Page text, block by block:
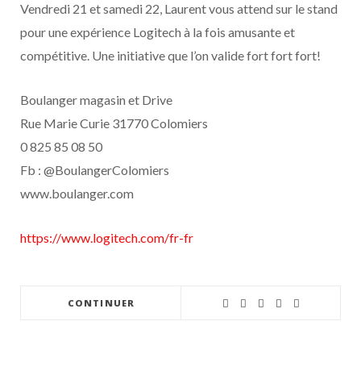
Vendredi 21 et samedi 22, Laurent vous attend sur le stand
pour une expérience Logitech à la fois amusante et
compétitive. Une initiative que l’on valide fort fort fort!
Boulanger magasin et Drive
Rue Marie Curie 31770 Colomiers
0 825 85 08 50
Fb : @BoulangerColomiers
www.boulanger.com
https://www.logitech.com/fr-fr
CONTINUER